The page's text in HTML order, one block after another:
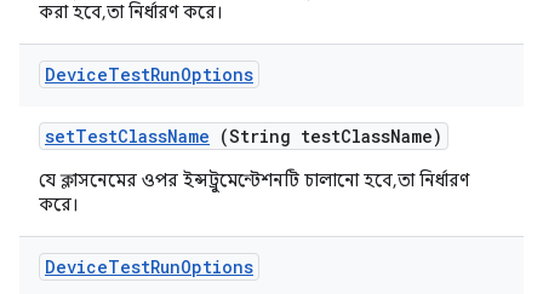
করা হবে, তা নির্ধারণ করে।
DeviceTestRunOptions
setTestClassName (String testClassName)
যে ক্লাসনেমের ওপর ইন্সট্রুমেন্টেশনটি চালানো হবে, তা নির্ধারণ
করে।
DeviceTestRunOptions